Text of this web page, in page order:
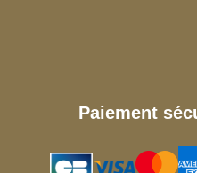
Paiement